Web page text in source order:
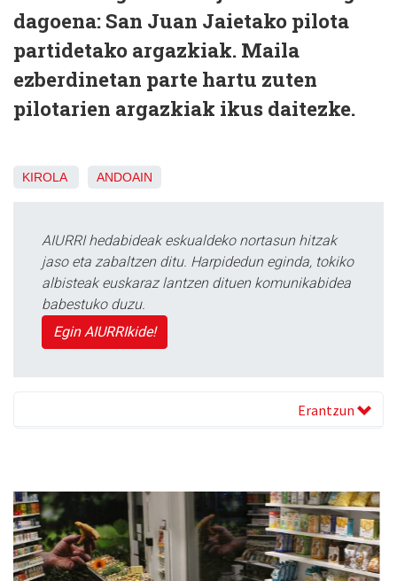
dagoena: San Juan Jaietako pilota
partidetako argazkiak. Maila
ezberdinetan parte hartu zuten
pilotarien argazkiak ikus daitezke.
KIROLA ANDOAIN
AIURRI hedabideak eskualdeko nortasun hitzak
jaso eta zabaltzen ditu. Harpidedun eginda, tokiko
albisteak euskaraz lantzen dituen komunikabidea
babestuko duzu.
Egin AIURRIkide!
Erantzun